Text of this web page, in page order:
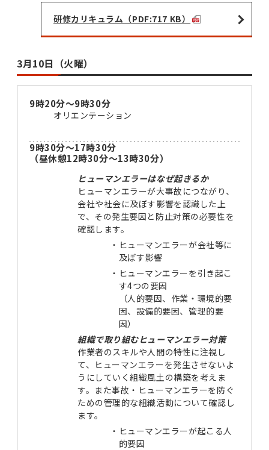
研修カリキュラム（PDF:717 KB）
3月10日（火曜）
9時20分～9時30分
オリエンテーション
9時30分～17時30分
（昼休憩12時30分～13時30分）
ヒューマンエラーはなぜ起きるか
ヒューマンエラーが大事故につながり、
会社や社会に及ぼす影響を認識した上
で、その発生要因と防止対策の必要性を
確認します。
・ ヒューマンエラーが会社等に
及ぼす影響
・ ヒューマンエラーを引き起こ
す4つの要因
（人的要因、作業・環境的要
因、設備的要因、管理的要
因）
組織で取り組むヒューマンエラー対策
作業者のスキルや人間の特性に注視し
て、ヒューマンエラーを発生させないよ
うにしていく組織風土の構築を考えま
す。また事故・ヒューマンエラーを防ぐ
ための管理的な組織活動について確認し
ます。
・ ヒューマンエラーが起こる人
的要因